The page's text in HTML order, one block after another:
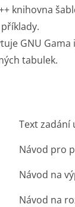
knihovna
GNU
tabulek.
Text zadání
Návod pro
Návod na
Návod na